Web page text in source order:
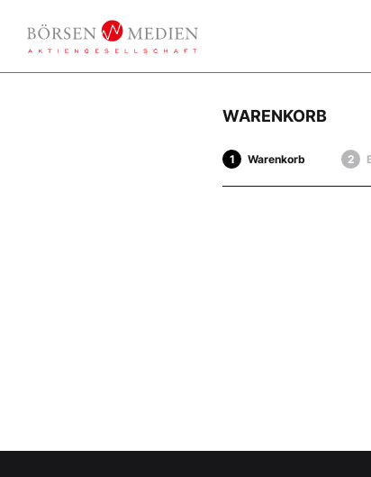
WARENKORB
Warenkorb